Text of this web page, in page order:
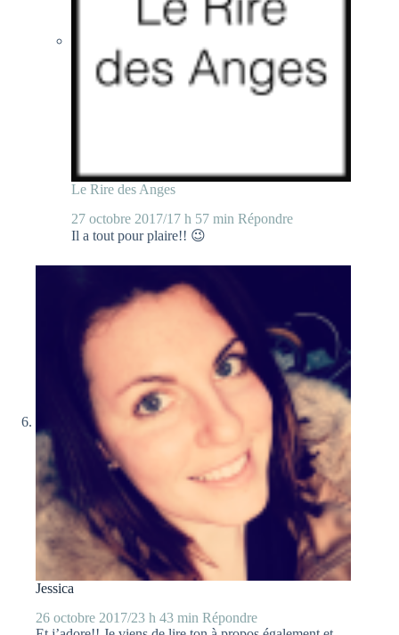
Le Rire des Anges
27 octobre 2017/17 h 57 min Répondre
Il a tout pour plaire!! 😉
Jessica
26 octobre 2017/23 h 43 min Répondre